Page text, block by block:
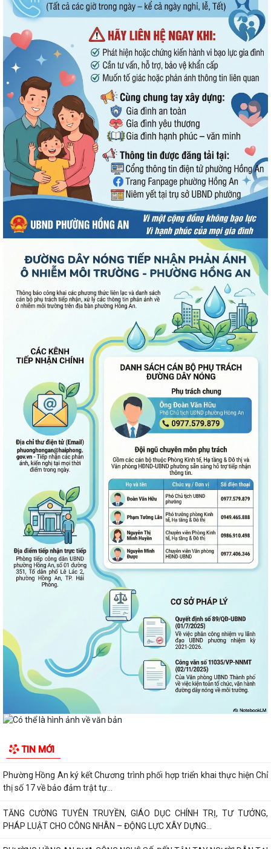
TIN MỚI
UBND phường Hồng An thông tin về Nghị quyết số 23/2026/NQ-HĐND
Bình dân học vụ số - nền tảng cho sự phát triển trong kỷ nguyên số
Thông báo về việc niêm yết công khai Phương án bồi thường, hỗ trợ dự
QUAN ĐIỂM CỐT LÕI CỦA NGHỊ QUYẾT SỐ 80-NQ/TW NGÀY
07/01/2026 VỀ PHÁT TRIỂN VĂN HOÁ VIỆT NAM - XÂY...
PHƯỜNG HỒNG AN TỔ CHỨC SƠ KẾT ĐÁNH GIÁ TÌNH HÌNH TRIỂN KHAI
THỰC HIỆN MÔ HÌNH “TỔ DÂN PHỐ KHÔNG MA...
ĐẶT TÊN 03 ĐƯỜNG, 05 PHỐ TRÊN ĐỊA BÀN PHƯỜNG HỒNG AN – DẤU
MỐC QUAN TRỌNG TRONG XÂY DỰNG ĐÔ THỊ VĂN...
Thông báo kết quả Kỳ họp thứ 3 (Kỳ họp thường lệ giữa năm 2026)
HĐND thành phố khóa XVII, nhiệm kỳ...
PHƯỜNG HỒNG AN RA QUÂN TỔNG VỆ SINH MÔI TRƯỜNG, CHUNG
TAY XÂY DỰNG ĐÔ THỊ SÁNG - XANH - SẠCH - ĐẸP
Quyết định về việc công bố Người phát ngôn và cung cấp thông tin cho
báo chí của Ủy ban nhân dân...
Quyết định về việc Ban hành Quy chế phát ngôn và cung cấp thông tin
cho báo chí của Ủy ban nhân dân...
Phường Hồng An ký kết Chương trình phối hợp triển khai thực hiện Chỉ
thị số 17 về bảo đảm trật tự...
TĂNG CƯỜNG TUYÊN TRUYỀN, GIÁO DỤC CHÍNH TRỊ, TƯ TƯỞNG,
PHÁP LUẬT CHO CÔNG NHÂN – ĐỘNG LỰC XÂY DỰNG...
PHƯỜNG HỒNG AN ĐƯA CÔNG NGHỆ SỐ ĐẾN TẬN TAY NGƯỜI DÂN TẠI
16 TỔ DÂN PHỐ – HƯỚNG TỚI CHÍNH QUYỀN SỐ...
Đảng bộ phường Hồng An học tập Nghị quyết Trung ương 3 khóa XIV.
CHỈ THỊ SỐ 09-CT/TW: TĂNG CƯỜNG SỰ LÃNH ĐẠO CỦA ĐẢNG ĐỐI
VỚI VIỆC THỰC HIỆN DÂN CHỦ Ở CƠ SỞ TRONG...
TRUNG ƯƠNG BAN HÀNH QUY ĐỊNH MỚI VỀ 19 ĐIỀU ĐẢNG VIÊN